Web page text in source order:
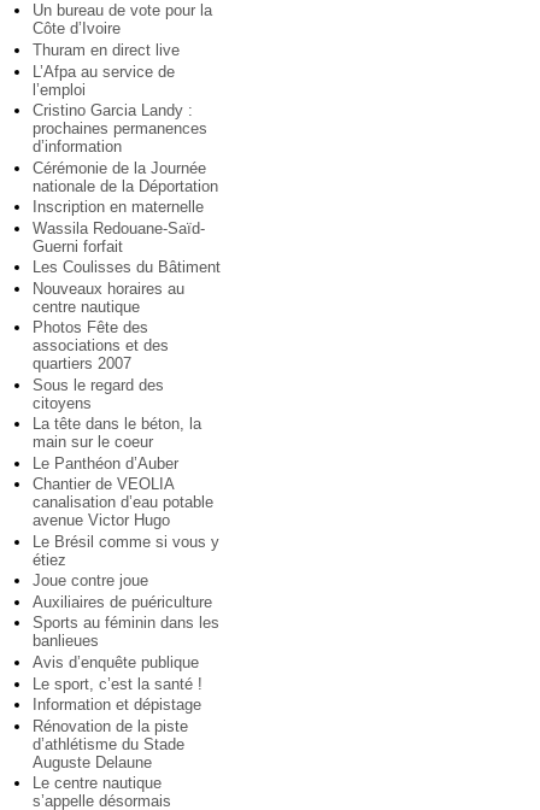
Un bureau de vote pour la
Côte d’Ivoire
Thuram en direct live
L’Afpa au service de
l’emploi
Cristino Garcia Landy :
prochaines permanences
d’information
Cérémonie de la Journée
nationale de la Déportation
Inscription en maternelle
Wassila Redouane-Saïd-
Guerni forfait
Les Coulisses du Bâtiment
Nouveaux horaires au
centre nautique
Photos Fête des
associations et des
quartiers 2007
Sous le regard des
citoyens
La tête dans le béton, la
main sur le coeur
Le Panthéon d’Auber
Chantier de VEOLIA
canalisation d’eau potable
avenue Victor Hugo
Le Brésil comme si vous y
étiez
Joue contre joue
Auxiliaires de puériculture
Sports au féminin dans les
banlieues
Avis d’enquête publique
Le sport, c’est la santé !
Information et dépistage
Rénovation de la piste
d’athlétisme du Stade
Auguste Delaune
Le centre nautique
s’appelle désormais